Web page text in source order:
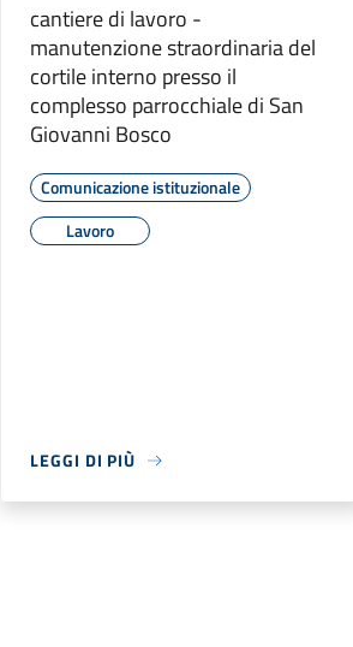
cantiere di lavoro -
manutenzione straordinaria del
cortile interno presso il
complesso parrocchiale di San
Giovanni Bosco
Comunicazione istituzionale
Lavoro
LEGGI DI PIÙ